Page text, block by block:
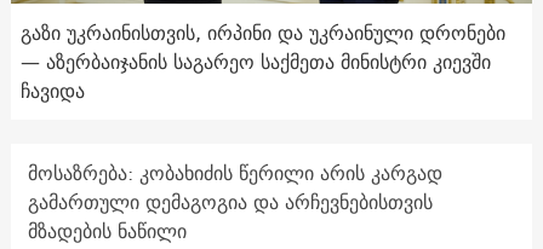
გაზი უკრაინისთვის, ირპინი და უკრაინული დრონები
— აზერბაიჯანის საგარეო საქმეთა მინისტრი კიევში
ჩავიდა
მოსაზრება: კობახიძის წერილი არის კარგად
გამართული დემაგოგია და არჩევნებისთვის
მზადების ნაწილი